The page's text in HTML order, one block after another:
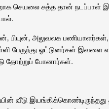
செயலை சுத்த தான் நடப்பாள்
பியுன், அலுவலக
பேருந்து ஓட்டுனர்கள் இவளை
தோற்றுப் போனார்கள்.
வீடு